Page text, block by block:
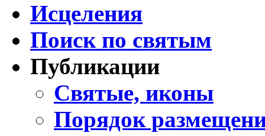
Исцеления
Поиск по святым
Публикации
Святые, иконы
Порядок